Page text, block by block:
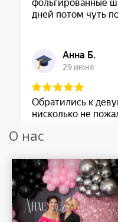
О нас